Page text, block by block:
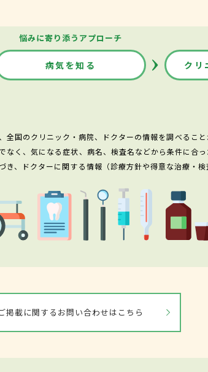
悩みに寄り添うアプローチ
病気を知る クリ
国のクリニック・病院、ドクターの情報を調べること
く、気になる症状、病名、検査名などから条件に合
き、ドクターに関する情報（診療方針や得意な治療・検
掲載に関するお問い合わせはこちら